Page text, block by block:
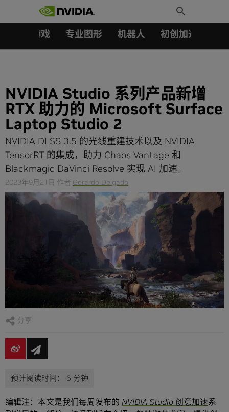
Toggle
Search
游戏 专业图形 机器人 初创加速会员成
NVIDIA Studio 系列产品新增
RTX 助力的 Microsoft Surface
Laptop Studio 2
NVIDIA DLSS 3.5 的光线重建技术以及 NVIDIA
TensorRT 的集成，助力 Chaos Vantage 和
Blackmagic DaVinci Resolve 实现 AI 加速。
2023年9月21日 作者 Gerardo Delgado
分享
编辑注：本文是我们每周发布的 NVIDIA Studio 创意加速系